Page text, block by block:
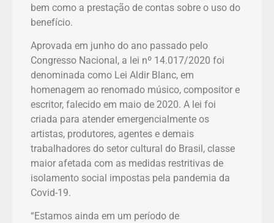
bem como a prestação de contas sobre o uso do
benefício.
Aprovada em junho do ano passado pelo
Congresso Nacional, a lei nº 14.017/2020 foi
denominada como Lei Aldir Blanc, em
homenagem ao renomado músico, compositor e
escritor, falecido em maio de 2020. A lei foi
criada para atender emergencialmente os
artistas, produtores, agentes e demais
trabalhadores do setor cultural do Brasil, classe
maior afetada com as medidas restritivas de
isolamento social impostas pela pandemia da
Covid-19.
“Estamos ainda em um período de